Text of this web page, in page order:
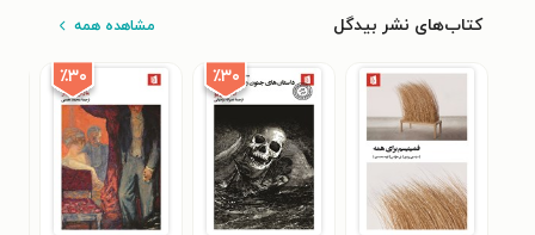
کتاب‌های نشر بیدگل مشاهده همه
٪۳۰ ٪۳۰